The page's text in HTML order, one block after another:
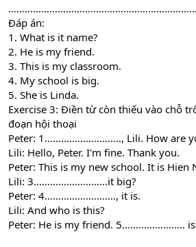
Đáp án:
1. What is it name?
2. He is my friend.
3. This is my classroom.
4. My school is big.
5. She is Linda.
Exercise 3: Điền từ còn thiếu vào chỗ
đoạn hội thoại
Peter: 1………………………., Lili. How are
Lili: Hello, Peter. I'm fine. Thank you.
Peter: This is my new school. It is
Lili: 3………………………it big?
Peter: 4…………………….., it is.
Lili: And who is this?
Peter: He is my friend. 5………………….. is